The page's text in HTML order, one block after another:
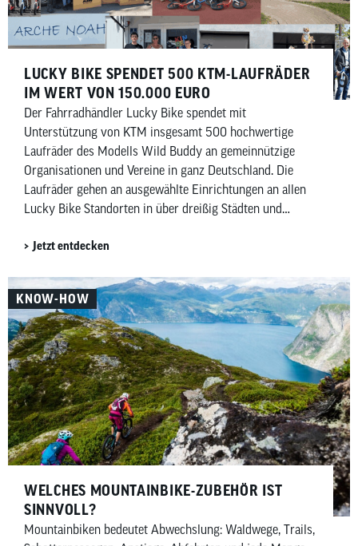
LUCKY BIKE SPENDET 500 KTM-LAUFRÄDER
IM WERT VON 150.000 EURO
Der Fahrradhändler Lucky Bike spendet mit
Unterstützung von KTM insgesamt 500 hochwertige
Laufräder des Modells Wild Buddy an gemeinnützige
Organisationen und Vereine in ganz Deutschland. Die
Laufräder gehen an ausgewählte Einrichtungen an allen
Lucky Bike Standorten in über dreißig Städten und
Darin enthalten sind auch hundert Laufräder für das
Neuer Kids Foundation.
Jetzt entdecken
KNOW-HOW
WELCHES MOUNTAINBIKE-ZUBEHÖR IST
SINNVOLL?
Mountainbiken bedeutet Abwechslung: Waldwege, Trails,